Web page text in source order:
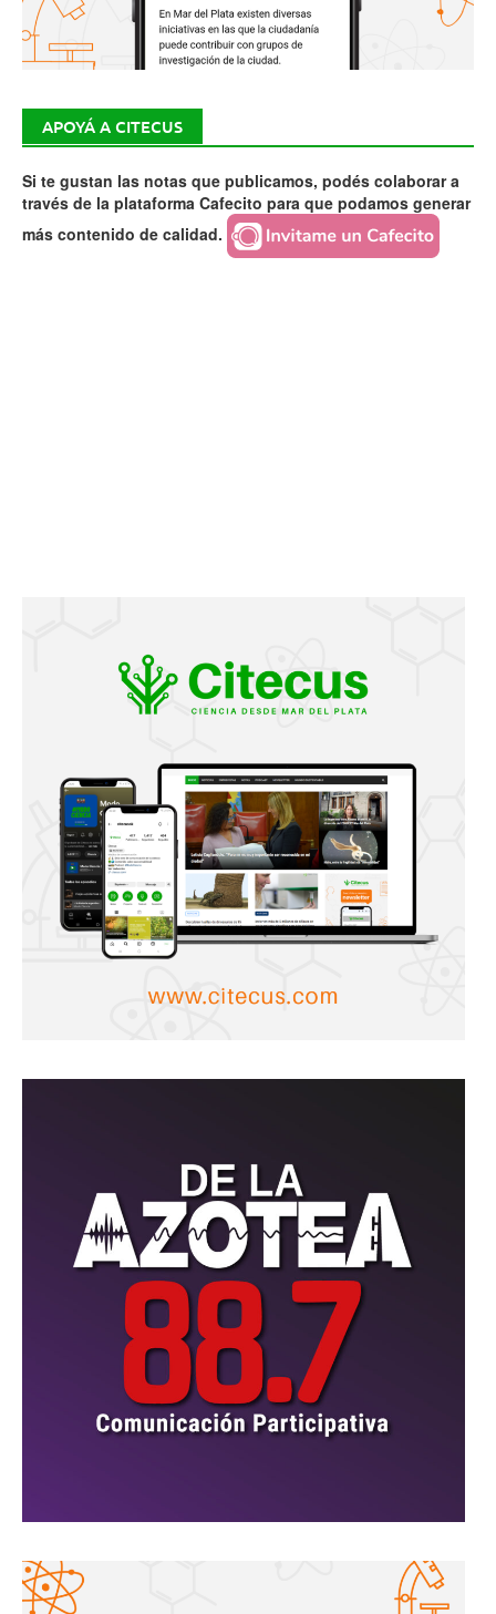
APOYÁ A CITECUS
Si te gustan las notas que publicamos, podés colaborar a
través de la plataforma Cafecito para que podamos generar
más contenido de calidad.